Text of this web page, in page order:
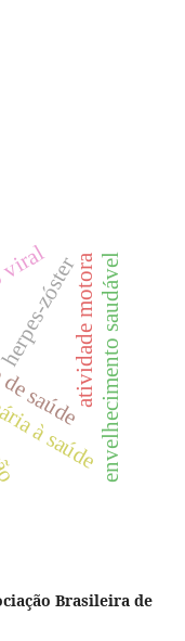
à saúdeenvelhecimento saudável
saúde
zósteratividade motora
Brasileira de